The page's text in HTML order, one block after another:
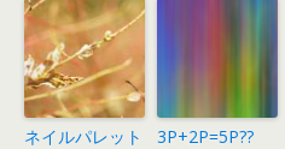
ネイルパレット
3P+2P=5P??